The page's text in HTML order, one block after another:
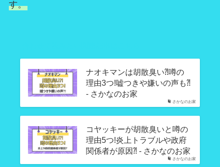
す。
さかなのお家
ナオキマンは胡散臭い⁈噂の
理由3つ!嘘つきや嫌いの声も⁈
- さかなのお家
さかなのお家
コヤッキーが胡散臭いと噂の
理由5つ!炎上トラブルや政府
関係者が原因⁈ - さかなのお家